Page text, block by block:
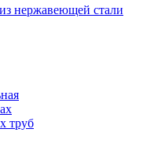
нержавеющей стали
труб